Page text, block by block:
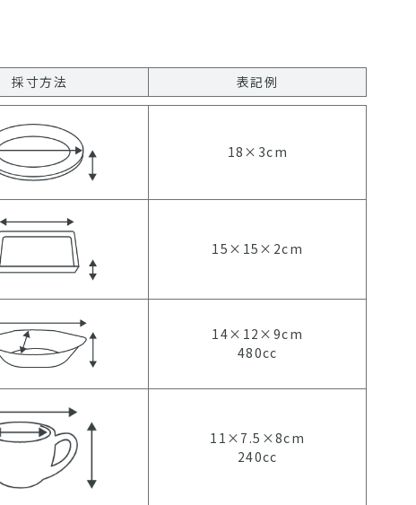
採寸方法 表記例
18×3cm
15×15×2cm
14×12×9cm
480cc
11×7.5×8cm
240cc